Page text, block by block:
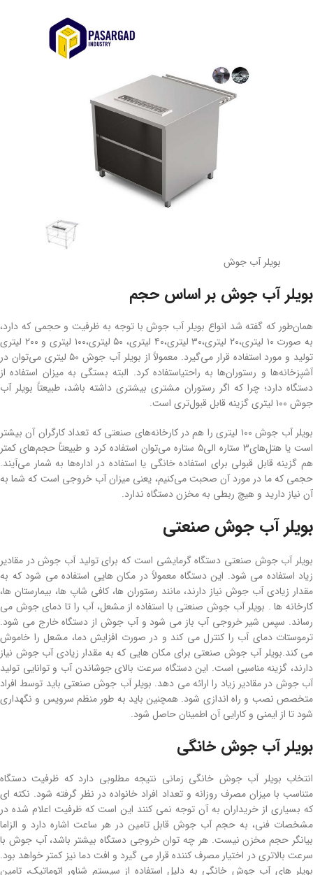
بویلر آب جوش
بویلر آب جوش بر اساس حجم
همان‌طور که گفته شد انواع بویلر آب جوش با توجه به ظرفیت و حجمی که دارد،
به صورت ۱۰ لیتری،۲۰ لیتری،۳۰ لیتری،۴۰ لیتری، ۵۰ لیتری،۱۰۰ لیتری و ۲۰۰ لیتری
تولید و مورد استفاده قرار می‌گیرد. معمولاً از بویلر آب جوش ۵۰ لیتری می‌توان در
آشپزخانه‌ها و رستوران‌ها به راحتیاستفاده کرد. البته بستگی به میزان استفاده از
دستگاه دارد؛ چرا که اگر رستوران مشتری بیشتری داشته باشد، طبیعتاً بویلر آب
جوش ۱۰۰ لیتری گزینه قابل قبول‌تری است.
بویلر آب جوش ۱۰۰ لیتری را هم در کارخانه‌های صنعتی که تعداد کارگران آن بیشتر
است یا هتل‌های3 ستاره الی۵ ستاره می‌توان استفاده کرد و طبیعتاً حجم‌های کمتر
هم گزینه قابل قبولی برای استفاده خانگی یا استفاده در اداره‌ها به شمار می‌آیند.
حجمی که ما در مورد آن صحبت می‌کنیم، یعنی میزان آب خروجی است که شما به
آن نیاز دارید و هیچ ربطی به مخزن دستگاه ندارد.
بویلر آب جوش صنعتی
بویلر آب جوش صنعتی دستگاه گرمایشی است که برای تولید آب جوش در مقادیر
زیاد استفاده می شود. این دستگاه معمولاً در مکان هایی استفاده می شود که به
مقدار زیادی آب جوش نیاز دارند، مانند رستوران ها، کافی شاپ ها، بیمارستان ها،
کارخانه ها . بویلر آب جوش صنعتی با استفاده از مشعل، آب را تا دمای جوش می
رساند. سپس شیر خروجی آب باز می شود و آب جوش از دستگاه خارج می شود.
ترموستات دمای آب را کنترل می کند و در صورت افزایش دما، مشعل را خاموش
می کند.بویلر آب جوش صنعتی برای مکان هایی که به مقدار زیادی آب جوش نیاز
دارند، گزینه مناسبی است. این دستگاه سرعت بالای جوشاندن آب و توانایی تولید
آب جوش در مقادیر زیاد را ارائه می دهد. بویلر آب جوش صنعتی باید توسط افراد
متخصص نصب و راه اندازی شود. همچنین باید به طور منظم سرویس و نگهداری
شود تا از ایمنی و کارایی آن اطمینان حاصل شود.
بویلر آب جوش خانگی
انتخاب بویلر آب جوش خانگی زمانی نتیجه مطلوبی دارد که ظرفیت دستگاه
متناسب با میزان مصرف روزانه و تعداد افراد خانواده در نظر گرفته شود. نکته ای
که بسیاری از خریداران به آن توجه نمی کنند این است که ظرفیت اعلام شده در
مشخصات فنی، به حجم آب جوش قابل تامین در هر ساعت اشاره دارد و الزاما
بیانگر حجم مخزن نیست. هر چه توان خروجی دستگاه بیشتر باشد، آب جوش با
سرعت بالاتری در اختیار مصرف کننده قرار می گیرد و افت دما نیز کمتر خواهد بود.
بویلر های آب جوش خانگی به دلیل استفاده از سیستم شناور اتوماتیک، تامین